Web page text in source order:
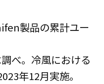
製品の累計ユー
べ。冷風における
年12月実施。